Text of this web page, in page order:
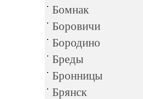
Бомнак
Боровичи
Бородино
Бреды
Бронницы
Брянск